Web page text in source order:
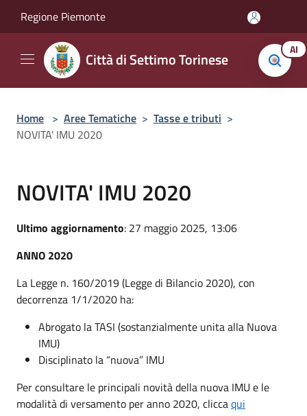
Regione Piemonte
Città di Settimo Torinese AI
Home > Aree Tematiche > Tasse e tributi >
NOVITA' IMU 2020
NOVITA' IMU 2020
Ultimo aggiornamento: 27 maggio 2025, 13:06
ANNO 2020
La Legge n. 160/2019 (Legge di Bilancio 2020), con
decorrenza 1/1/2020 ha:
Abrogato la TASI (sostanzialmente unita alla Nuova
IMU)
Disciplinato la “nuova” IMU
Per consultare le principali novità della nuova IMU e le
modalità di versamento per anno 2020, cliccaqui